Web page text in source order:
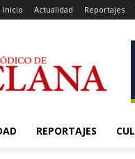
Inicio Actualidad Reportajes
REPORTAJES